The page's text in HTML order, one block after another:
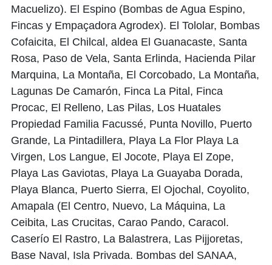
Macuelizo). El Espino (Bombas de Agua Espino,
Fincas y Empaçadora Agrodex). El Tololar, Bombas
Cofaicita, El Chilcal, aldea El Guanacaste, Santa
Rosa, Paso de Vela, Santa Erlinda, Hacienda Pilar
Marquina, La Montaña, El Corcobado, La Montaña,
Lagunas De Camarón, Finca La Pital, Finca
Procac, El Relleno, Las Pilas, Los Huatales
Propiedad Familia Facussé, Punta Novillo, Puerto
Grande, La Pintadillera, Playa La Flor Playa La
Virgen, Los Langue, El Jocote, Playa El Zope,
Playa Las Gaviotas, Playa La Guayaba Dorada,
Playa Blanca, Puerto Sierra, El Ojochal, Coyolito,
Amapala (El Centro, Nuevo, La Máquina, La
Ceibita, Las Crucitas, Carao Pando, Caracol.
Caserío El Rastro, La Balastrera, Las Pijjoretas,
Base Naval, Isla Privada. Bombas del SANAA,